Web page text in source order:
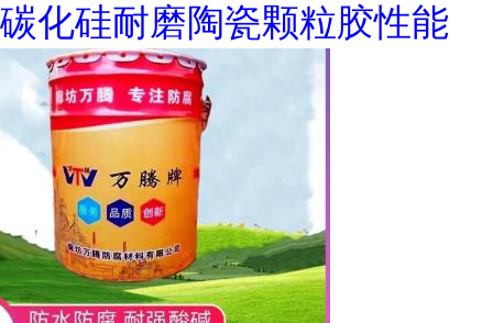
碳化硅耐磨陶瓷颗粒胶性能